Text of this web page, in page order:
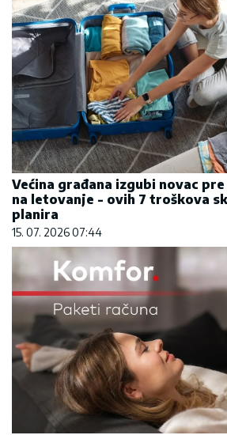
Većina građana izgubi novac
na letovanje - ovih 7 troškova
planira
15. 07. 2026 07:44